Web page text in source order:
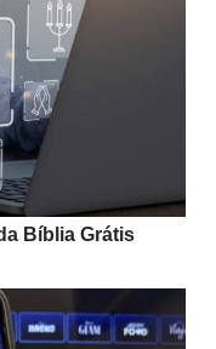
Bíblia Grátis